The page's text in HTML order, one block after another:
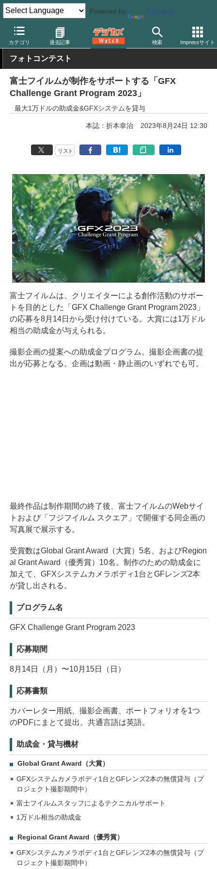
Powered by Translate
カテゴリ 過去記事 検索 Impressサイト
デジカメ Watch カメラ ミラーレスカメラ 富士フイルム
フォトコンテスト
富士フイルムが制作をサポートする「GFX
Challenge Grant Program 2023」
最大1万ドルの助成金&GFXシステムを貸与
本誌：折本幸治 2023年8月24日 12:30
リスト
富士フイルムは、クリエイターによる創作活動のサポー
トを目的とした「GFX Challenge Grant Program 2023」
の応募を8月14日から受け付けている。大賞には1万ドル
相当の助成金が与えられる。
撮影企画の提案への助成金プログラム。撮影企画書の提
出が応募となる。企画は動画・静止画のいずれでも可。
最終作品は制作期間の終了後、富士フイルムのWebサイ
トおよび「フジフイルム スクエア」で開催する同企画の
写真展で展示する。
受賞数はGlobal Grant Award（大賞）5名、およびRegion
al Grant Award（優秀賞）10名。制作のための助成金に
加えて、GFXシステムカメラボディ1台とGFレンズ2本
が貸し出される。
プログラム名
GFX Challenge Grant Program 2023
応募期間
8月14日（月）〜10月15日（日）
応募書類
カバーレター用紙、撮影企画書、ポートフォリオを1つ
のPDFにまとて提出。共通言語は英語。
助成金・貸与機材
Global Grant Award（大賞）
GFXシステムカメラボディ1台とGFレンズ2本の無償貸与（プ
ロジェクト撮影期間中）
富士フイルムスタッフによるテクニカルサポート
1万ドル相当の助成金
Regional Grant Award（優秀賞）
GFXシステムカメラボディ1台とGFレンズ2本の無償貸与（プ
ロジェクト撮影期間中）